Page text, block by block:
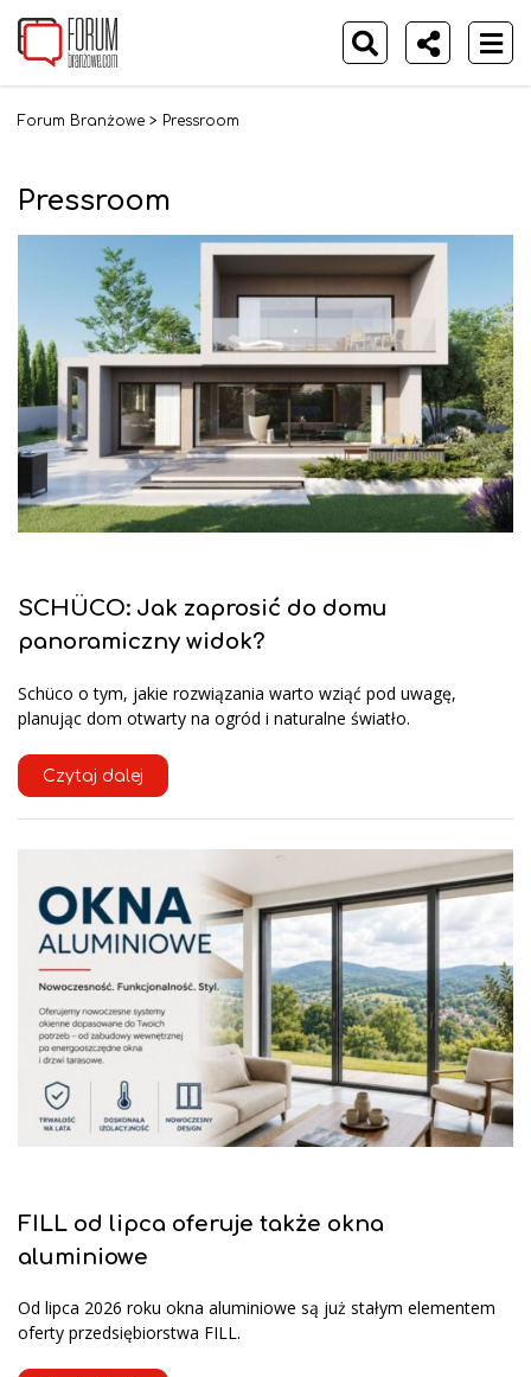
Forum Branżowe > Pressroom
Pressroom
SCHÜCO: Jak zaprosić do domu
panoramiczny widok?
Schüco o tym, jakie rozwiązania warto wziąć pod uwagę,
planując dom otwarty na ogród i naturalne światło.
Czytaj dalej
FILL od lipca oferuje także okna
aluminiowe
Od lipca 2026 roku okna aluminiowe są już stałym elementem
oferty przedsiębiorstwa FILL.